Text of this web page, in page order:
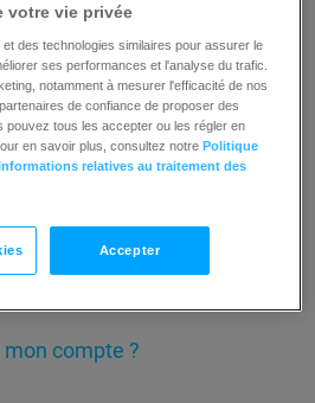
abonnement
votre abonnement pour
soit, consultez les articles ci-
quelles mesures vous devez
compte gratuit ?
compte ?
votre vie privée
des technologies similaires pour assurer le
ses performances et l'analyse du trafic.
notamment à mesurer l'efficacité de nos
de confiance de proposer des
pouvez tous les accepter ou les régler en
en savoir plus, consultez notrePolitique
relatives au traitement des
Accepter